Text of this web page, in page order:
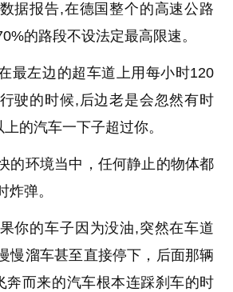
据报告,在德国整个的高速公路
的路段不设法定最高限速。
最左边的超车道上用每小时120
驶的时候,后边老是会忽然有时
的汽车一下子超过你。
的环境当中，任何静止的物体都
炸弹。
你的车子因为没油,突然在车道
慢溜车甚至直接停下，后面那辆
奔而来的汽车根本连踩刹车的时